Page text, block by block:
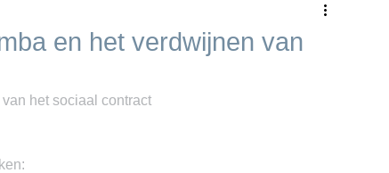
en het verdwijnen van
het sociaal contract